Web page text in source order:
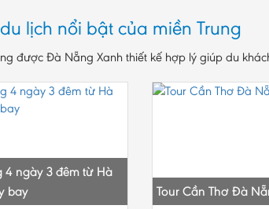
lịch nổi bật của miền Trung
được Đà Nẵng Xanh thiết kế hợp lý giúp du
4 ngày 3 đêm từ Hà
bay
Tour Cần Thơ Đà